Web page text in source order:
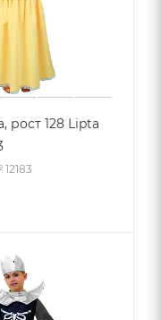
рост 128 Lipta